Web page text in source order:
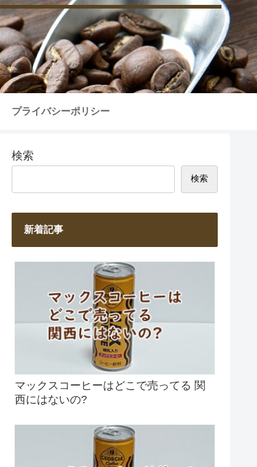
プライバシーポリシー
検索
検索
新着記事
マックスコーヒーはどこで売ってる 関
西にはないの?